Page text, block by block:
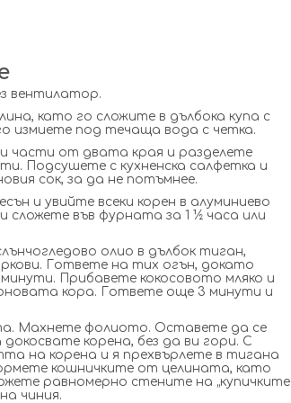
вентилатор.
като го сложите в дълбока купа с
измиете под течаща вода с четка.
части от двата края и разделете
Подсушете с кухненска салфетка и
сок, за да не потъмнее.
и увийте всеки корен в алуминиево
сложете във фурната за 1 ½ часа или
олио в дълбок тиган,
Гответе на тих огън, докато
Прибавете кокосовото мляко и
кора. Гответе още 3 минути и
Махнете фолиото. Оставете да се
корена, без да ви гори. С
на корена и я прехвърлете в тигана
кошничките от целината, като
равномерно стените на „купичките
чиния.